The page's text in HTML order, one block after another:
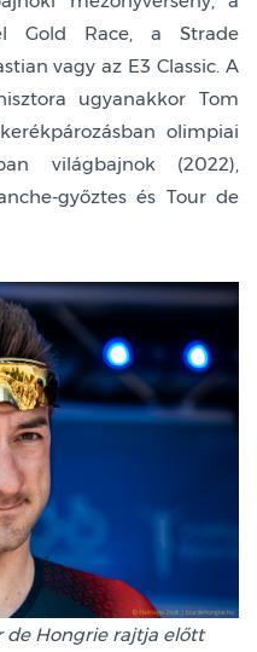
Gold Race, a Strade
vagy az E3 Classic. A
ugyanakkor Tom
olimpiai
világbajnok (2022),
győztes és Tour de
de Hongrie rajtja előtt